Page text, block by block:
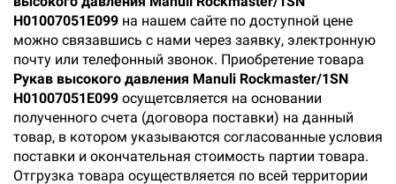
H01007051E099 на нашем сайте по доступной цене
можно связавшись с нами через заявку, электронную
почту или телефонный звонок. Приобретение товара
Рукав высокого давления Manuli Rockmaster/1SN
H01007051E099 осущетсвляется на основании
полученного счета (договора поставки) на данный
товар, в котором указываются согласованные условия
поставки и окончательная стоимость партии товара.
Отгрузка товара осуществляется по всей территории